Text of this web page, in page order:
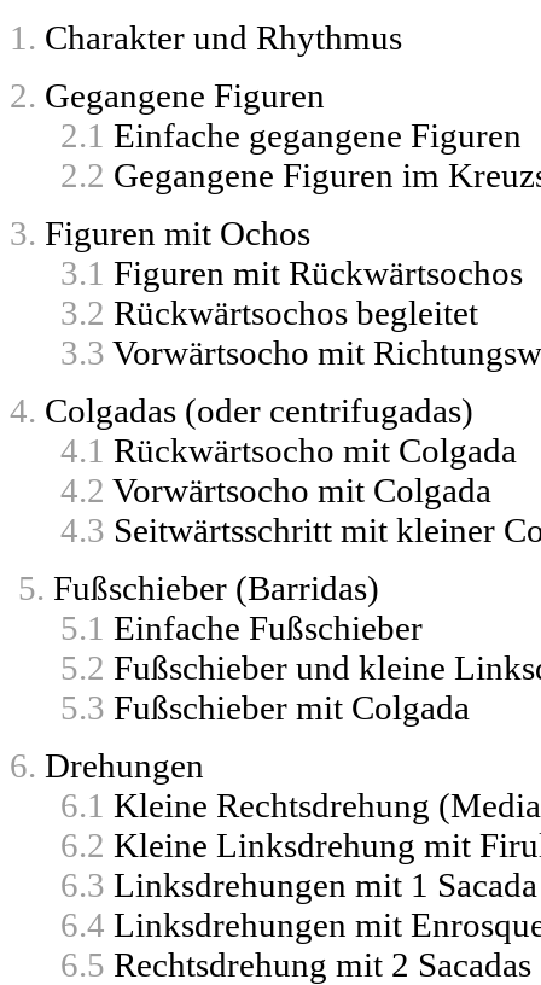
1. Charakter und Rhythmus
2. Gegangene Figuren
2.1 Einfache gegangene Figuren
2.2 Gegangene Figuren im
3. Figuren mit Ochos
3.1 Figuren mit Rückwärtsochos
3.2 Rückwärtsochos begleitet
3.3 Vorwärtsocho mit
4. Colgadas (oder centrifugadas)
4.1 Rückwärtsocho mit Colgada
4.2 Vorwärtsocho mit Colgada
4.3 Seitwärtsschritt mit kleiner
5. Fußschieber (Barridas)
5.1 Einfache Fußschieber
5.2 Fußschieber und kleine
5.3 Fußschieber mit Colgada
6. Drehungen
6.1 Kleine Rechtsdrehung
6.2 Kleine Linksdrehung mit
6.3 Linksdrehungen mit 1 Sacada
6.4 Linksdrehungen mit
6.5 Rechtsdrehung mit 2 Sacadas